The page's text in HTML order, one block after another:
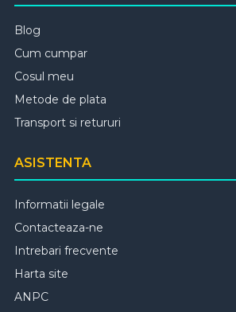
Blog
Cum cumpar
Cosul meu
Metode de plata
Transport si retururi
ASISTENTA
Informatii legale
Contacteaza-ne
Intrebari frecvente
Harta site
ANPC